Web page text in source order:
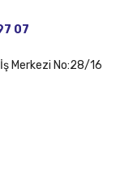
07
Merkezi No:28/16